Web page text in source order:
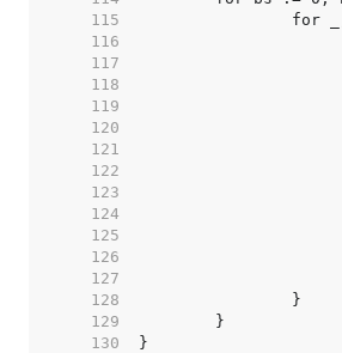
   115
   116
   117
   118
   119
   120
   121
   122
   123
   124
   125
   126
   127
   128
   129
   130